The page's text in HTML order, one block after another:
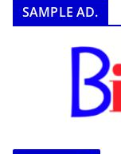
SAMPLE AD.